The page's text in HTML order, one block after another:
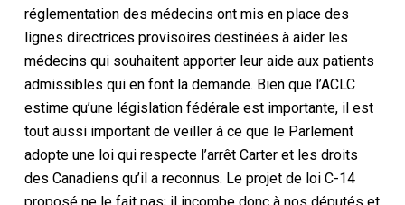
réglementation des médecins ont mis en place des
lignes directrices provisoires destinées à aider les
médecins qui souhaitent apporter leur aide aux patients
admissibles qui en font la demande. Bien que l’ACLC
estime qu’une législation fédérale est importante, il est
tout aussi important de veiller à ce que le Parlement
adopte une loi qui respecte l’arrêt Carter et les droits
des Canadiens qu’il a reconnus. Le projet de loi C-14